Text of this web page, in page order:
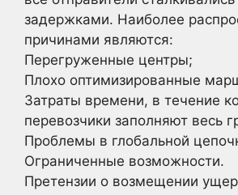
задержками. Наиболее
причинами являются:
Перегруженные центры;
Плохо оптимизированные
Затраты времени, в течение
перевозчики заполняют весь
Проблемы в глобальной
Ограниченные возможности.
Претензии о возмещении